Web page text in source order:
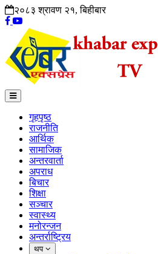
२०८३ श्रावण २१, बिहीबार
गृहपृष्ठ
राजनीति
आर्थिक
सामाजिक
अन्तरवार्ता
अपराध
बिचार
शिक्षा
सञ्चार
स्वास्थ्य
मनोरन्जन
अन्तर्राष्ट्रिय
थप